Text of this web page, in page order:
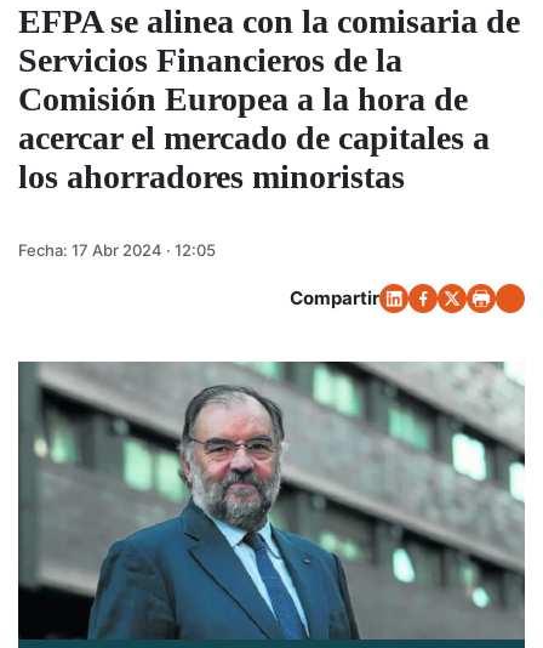
EFPA se alinea con la comisaria de
Servicios Financieros de la
Comisión Europea a la hora de
acercar el mercado de capitales a
los ahorradores minoristas
Fecha: 17 Abr 2024 · 12:05
Compartir